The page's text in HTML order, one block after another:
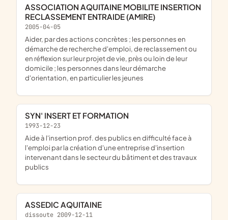
ASSOCIATION AQUITAINE MOBILITE INSERTION
RECLASSEMENT ENTRAIDE (AMIRE)
2005-04-05
aider, par des actions concrètes ; les personnes en
démarche de recherche d'emploi, de reclassement ou
en réflexion sur leur projet de vie, près ou loin de leur
domicile ; les personnes dans leur démarche
d'orientation, en particulier les jeunes
SYN' INSERT ET FORMATION
1993-12-23
aide à l'insertion prof. des publics en difficulté face à
l'emploi par la création d'une entreprise d'insertion
intervenant dans le secteur du bâtiment et des travaux
publics
ASSEDIC AQUITAINE
dissoute 2009-12-11